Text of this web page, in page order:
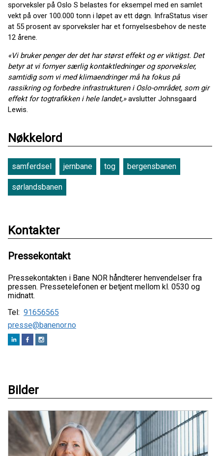
sporveksler på Oslo S belastes for eksempel med en samlet
vekt på over 100.000 tonn i løpet av ett døgn. InfraStatus viser
at 55 prosent av sporveksler har et fornyelsesbehov de neste
12 årene.
«Vi bruker penger der det har størst effekt og er viktigst. Det
betyr at vi fornyer særlig kontaktledninger og sporveksler,
samtidig som vi med klimaendringer må ha fokus på
rassikring og forbedre infrastrukturen i Oslo-området, som gir
effekt for togtrafikken i hele landet,»avslutter Johnsgaard
Lewis.
Nøkkelord
samferdsel jernbane tog bergensbanen
sørlandsbanen
Kontakter
Pressekontakt
Pressekontakten i Bane NOR håndterer henvendelser fra
pressen. Pressetelefonen er betjent mellom kl. 0530 og
midnatt.
Tel: 91656565
presse@banenor.no
Bilder